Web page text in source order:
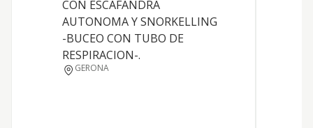
CON ESCAFANDRA
AUTONOMA Y SNORKELLING
-BUCEO CON TUBO DE
RESPIRACION-.
GERONA